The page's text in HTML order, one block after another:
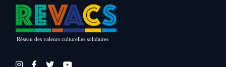
Réseau des valeurs culturelles solidaires